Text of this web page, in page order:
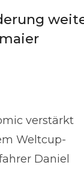
verstärkt
Weltcup-
Daniel